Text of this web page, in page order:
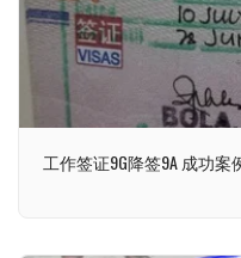
工作签证9G降签9A 成功案